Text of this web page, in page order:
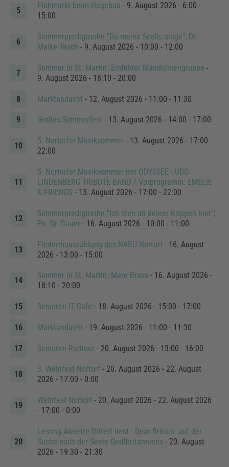
Flohmarkt beim Hagebau - 9. August 2026 - 6:00 -
15:00
Sommerpredigtreihe "Du meine Seele, singe"; Dr.
Maike Tesch - 9. August 2026 - 10:00 - 12:00
Sommer in St. Martin: Einfelder Mandolinengruppe -
9. August 2026 - 18:10 - 20:00
Marktandacht - 12. August 2026 - 11:00 - 11:30
Großes Sommerfest - 13. August 2026 - 14:00 - 17:00
5. Nortorfer Musiksommer- 13. August 2026 - 17:00 -
22:00
5. Nortorfer Musiksommer mit ODYSSEE - UDO
LINDENBERG TRIBUTE BAND / Vorprogramm: EMELIE
& FRIENDS- 13. August 2026 - 17:00 - 22:00
Sommerpredigtreihe "Ich steh an deiner Krippen hier";
Pn. Dr. Bauer- 16. August 2026 - 10:00 - 11:00
Fledermauszählung des NABU Nortorf- 16. August
2026 - 13:00 - 15:00
Sommer in St. Martin: Mare Brass- 16. August 2026 -
18:10 - 20:00
Senioren IT Cafe - 18. August 2026 - 15:00 - 17:00
Marktandacht - 19. August 2026 - 11:00 - 11:30
Senioren-Radtour- 20. August 2026 - 13:00 - 16:00
3. Weinfest Nortorf- 20. August 2026 - 22. August
2026 - 17:00 - 0:00
Weinfest Nortorf- 20. August 2026 - 22. August 2026
- 17:00 - 0:00
Lesung Annette Dittert liest : Dear Britain- auf der
Suche nach der Seele Großbritanniens- 20. August
2026 - 19:30 - 21:30